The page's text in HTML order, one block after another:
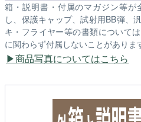
箱・説明書・付属のマガジン等
し、保護キャップ、試射用BB弾、
キ・フライヤー等の書類について
に関わらず付属しないことがありま
商品写真についてはこちら